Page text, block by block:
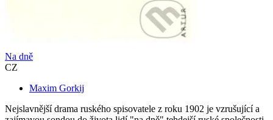
Na dně
CZ
Maxim Gorkij
Nejslavnější drama ruského spisovatele z roku 1902 je vzrušující a